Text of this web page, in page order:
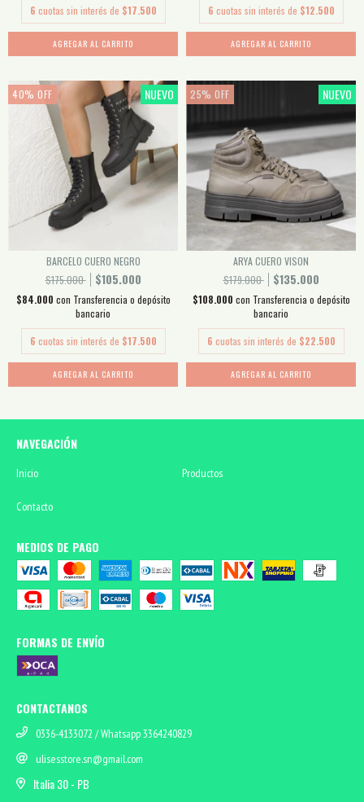
6 cuotas sin interés de $17.500
AGREGAR AL CARRITO
6 cuotas sin interés de $12.500
AGREGAR AL CARRITO
40% OFF NUEVO
BARCELO CUERO NEGRO
$175.000
$105.000
$84.000 con Transferencia o depósito
bancario
6 cuotas sin interés de $17.500
AGREGAR AL CARRITO
25% OFF NUEVO
ARYA CUERO VISON
$179.000
$135.000
$108.000 con Transferencia o depósito
bancario
6 cuotas sin interés de $22.500
AGREGAR AL CARRITO
NAVEGACIÓN
Inicio Productos
Contacto
MEDIOS DE PAGO
FORMAS DE ENVÍO
CONTACTANOS
0336-4133072 / Whatsapp 3364240829
ulisesstore.sn@gmail.com
Italia 30 - PB